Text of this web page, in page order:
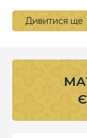
Дивитися ще